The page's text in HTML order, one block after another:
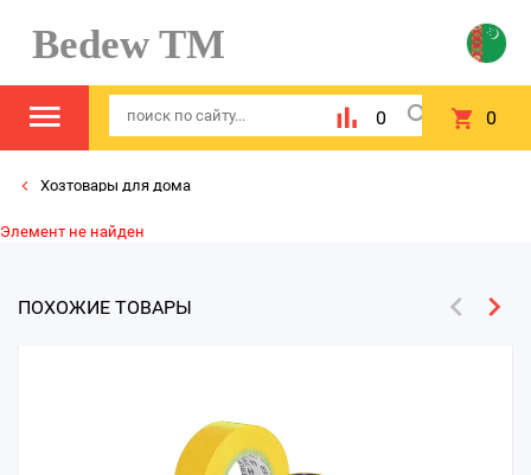
Bedew TM
0 0
Хозтовары для дома
Элемент не найден
ПОХОЖИЕ ТОВАРЫ